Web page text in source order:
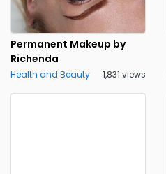
Permanent Makeup by
Richenda
Health and Beauty 1,831 views